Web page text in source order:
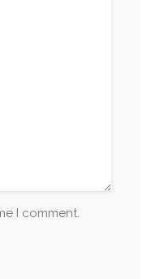
I comment.